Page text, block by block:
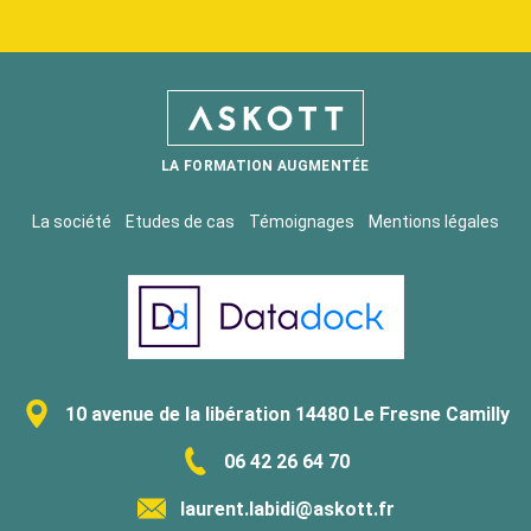
LA FORMATION AUGMENTÉE
La société Etudes de cas Témoignages Mentions légales
10 avenue de la libération 14480 Le Fresne Camilly
06 42 26 64 70
laurent.labidi@askott.fr